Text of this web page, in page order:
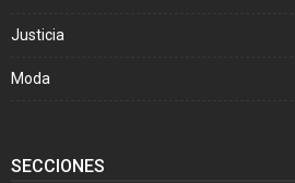
Justicia
Moda
SECCIONES